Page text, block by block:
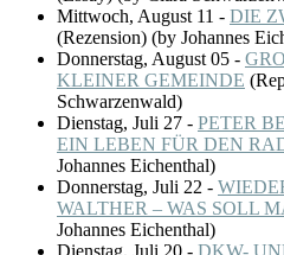
Mittwoch, August 11 - DIE
(Rezension) (by Johannes
Donnerstag, August 05 -
KLEINER GEMEINDE (
Schwarzenwald)
Dienstag, Juli 27 - PETER
EIN LEBEN FÜR DEN
Johannes Eichenthal)
Donnerstag, Juli 22 -
WALTHER – WAS SOLL
Johannes Eichenthal)